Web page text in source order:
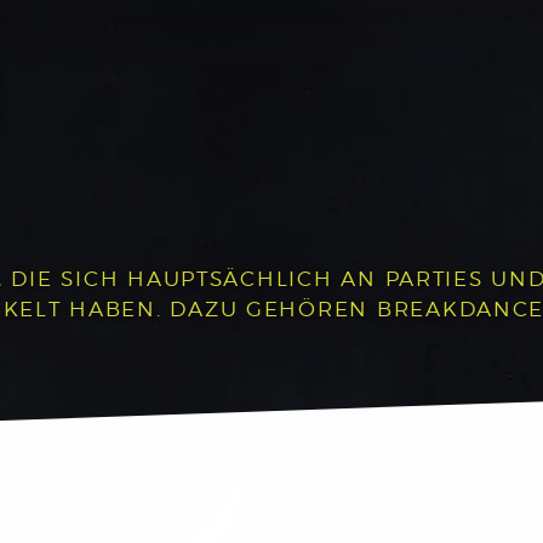
SICH HAUPTSÄCHLICH AN PARTIES UND
HABEN. DAZU GEHÖREN BREAKDANCE,